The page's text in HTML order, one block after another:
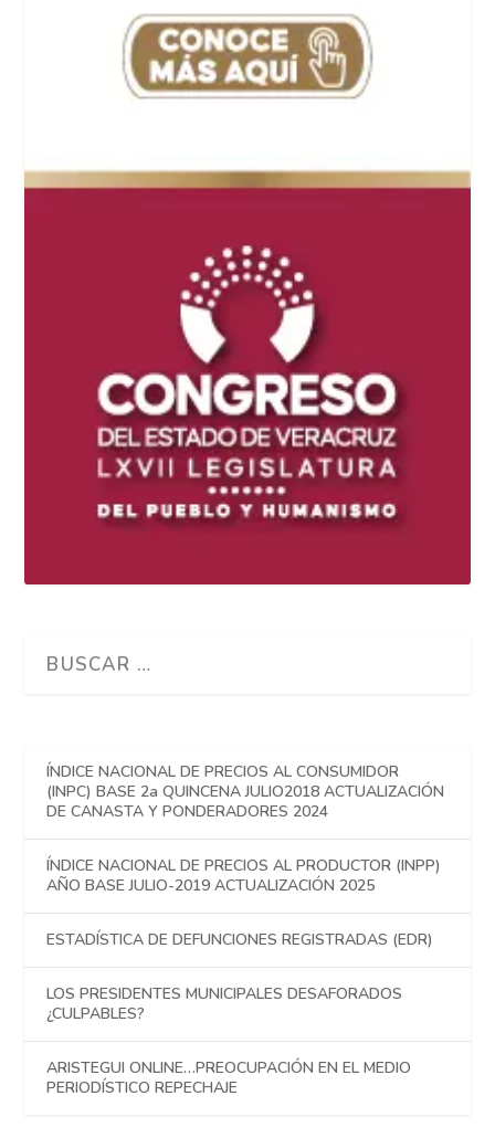
ÍNDICE NACIONAL DE PRECIOS AL CONSUMIDOR
(INPC) BASE 2a QUINCENA JULIO2018 ACTUALIZACIÓN
DE CANASTA Y PONDERADORES 2024
ÍNDICE NACIONAL DE PRECIOS AL PRODUCTOR (INPP)
AÑO BASE JULIO-2019 ACTUALIZACIÓN 2025
ESTADÍSTICA DE DEFUNCIONES REGISTRADAS (EDR)
LOS PRESIDENTES MUNICIPALES DESAFORADOS
¿CULPABLES?
ARISTEGUI ONLINE…PREOCUPACIÓN EN EL MEDIO
PERIODÍSTICO REPECHAJE